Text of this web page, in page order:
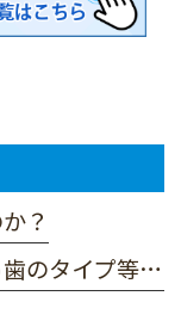
？
タイプ等解説